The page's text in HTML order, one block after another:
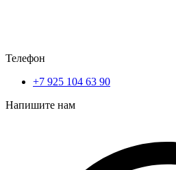
Телефон
+7 925 104 63 90
Напишите нам